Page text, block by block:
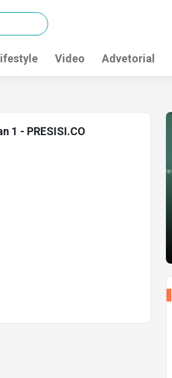
Video Advetorial
1 - PRESISI.CO